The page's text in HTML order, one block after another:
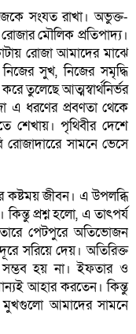
সংযত রাখা। অভুক্ত-
মৌলিক প্রতিপাদ্য।
রোজা আমাদের মাঝে
সুখ, নিজের সমৃদ্ধি
তুলেছে আত্মস্বার্থনির্ভর
এ ধরণের প্রবণতা থেকে
শেখায়। পৃথিবীর দেশে
রোজাদারেে সামনে ভেসে
কষ্টময় জীবন। এ উপলব্ধি
প্রশ্ন হলো, এ তাৎপর্য
পেটপুরে অতিভোজন
সরিয়ে দেয়। অতিরিক্ত
সম্ভব হয় না। ইফতার ও
আহার করতেন। কিন্তু
মুখগুলো আমাদের সামনে